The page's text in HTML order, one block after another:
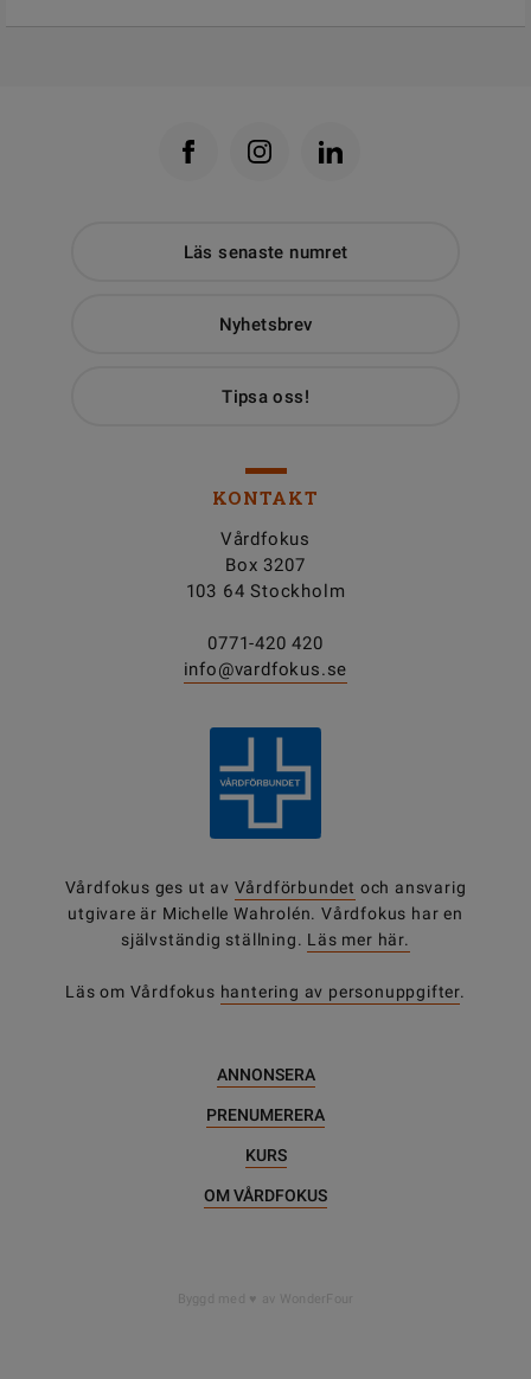
Läs senaste numret
Nyhetsbrev
Tipsa oss!
KONTAKT
Vårdfokus
Box 3207
103 64 Stockholm
0771-420 420
info@vardfokus.se
Vårdfokus ges ut av Vårdförbundet och ansvarig
utgivare är Michelle Wahrolén. Vårdfokus har en
självständig ställning. Läs mer här.
Läs om Vårdfokus hantering av personuppgifter.
ANNONSERA
PRENUMERERA
KURS
OM VÅRDFOKUS
Byggd med av WonderFour